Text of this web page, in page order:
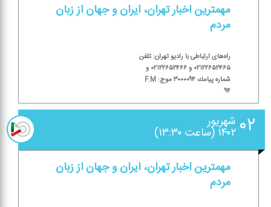
مهمترین اخبار تهران، ایران و جهان از زبان
مردم
راه‌های ارتباطی با رادیو تهران: تلفن
۰۲۱۲۲۶۵۲۴۶۵ و ۰۲۱۲۲۶۵۲۴۶۶ و
شماره پیامك ۳۰۰۰۰۹۴ موج: F.M
۹۴
۰۲ شهریور
۱۴۰۲ (ساعت ۱۳:۳۰)
مهمترین اخبار تهران، ایران و جهان از زبان
مردم